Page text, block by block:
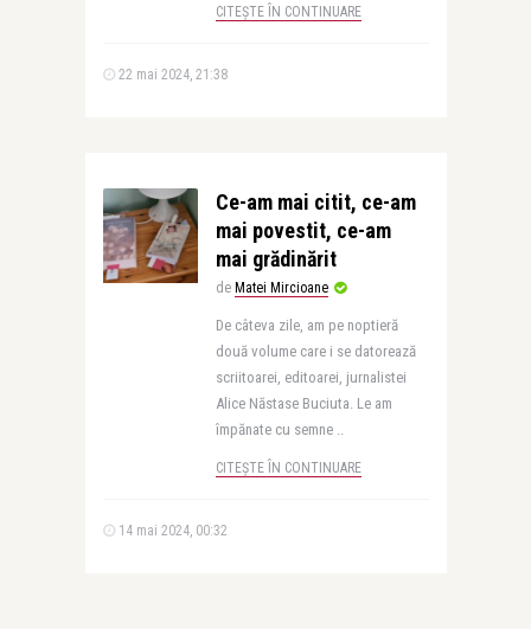
CITEȘTE ÎN CONTINUARE
22 mai 2024, 21:38
Ce-am mai citit, ce-am
mai povestit, ce-am
mai grădinărit
de Matei Mircioane
De câteva zile, am pe noptieră
două volume care i se datorează
scriitoarei, editoarei, jurnalistei
Alice Năstase Buciuta. Le am
împănate cu semne ..
CITEȘTE ÎN CONTINUARE
14 mai 2024, 00:32